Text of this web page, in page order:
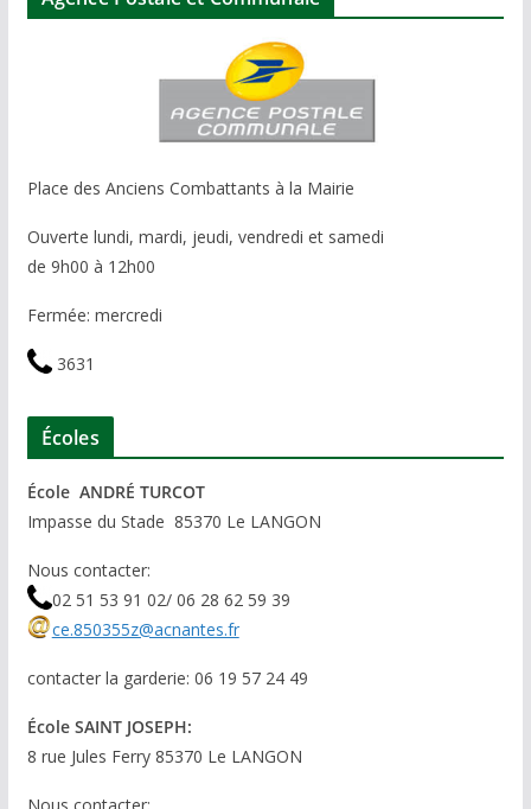
Place des Anciens Combattants à la Mairie
Ouverte lundi, mardi, jeudi, vendredi et samedi
de 9h00 à 12h00
Fermée: mercredi
3631
Écoles
École ANDRÉ TURCOT
Impasse du Stade 85370 Le LANGON
Nous contacter:
02 51 53 91 02/ 06 28 62 59 39
ce.850355z@acnantes.fr
contacter la garderie: 06 19 57 24 49
École SAINT JOSEPH:
8 rue Jules Ferry 85370 Le LANGON
Nous contacter: